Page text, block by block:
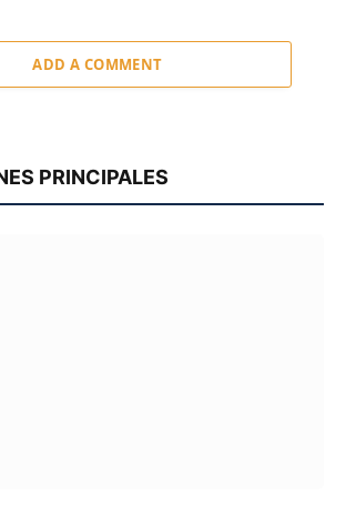
ADD A COMMENT
PRINCIPALES